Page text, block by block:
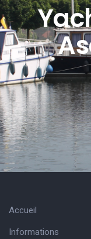
Accueil
Informations